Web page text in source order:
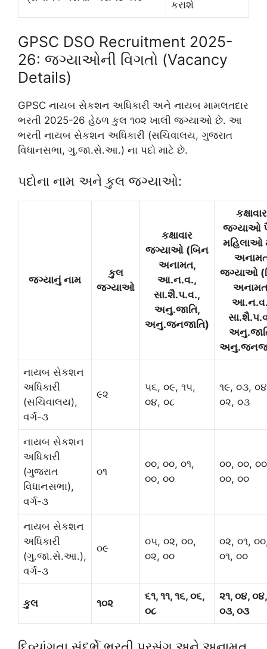
કરાશે
GPSC DSO Recruitment 2025-
26: જગ્યાઓની વિગતો (Vacancy
Details)
GPSC નાયબ સેકશન અધિકારી અને નાયબ મામલતદાર
ભરતી 2025-26 હેઠળ કુલ ૧૦૨ ખાલી જગ્યાઓ છે. આ
ભરતી નાયબ સેકશન અધિકારી (સચિવાલય, ગુજરાત
વિધાનસભા, ગુ.જા.સે.આ.) ના પદો માટે છે.
પદોના નામ અને કુલ જગ્યાઓ:
જગ્યાનું નામ
કુલ
જગ્યાઓ
કક્ષાવાર
જગ્યાઓ (બિન
અનામત,
આ.ન.વ.,
સા.શૈ.પ.વ.,
અનુ.જાતિ,
અનુ.જનજાતિ)
કક્ષાવાર
જગ્યાઓ
મહિલાઓ
જગ્યાઓ
નાયબ સેકશન
અધિકારી
(સચિવાલય),
વર્ગ-૩
૯૨
૫૬, ૦૯, ૧૫,
૦૪, ૦૮
૧૯, ૦૩,
૦૨, ૦૩
નાયબ સેકશન
અધિકારી
(ગુજરાત
વિધાનસભા),
વર્ગ-૩
૦૧
૦૦, ૦૦, ૦૧,
૦૦, ૦૦
૦૦, ૦૦,
૦૦, ૦૦
નાયબ સેકશન
અધિકારી
(ગુ.જા.સે.આ.),
વર્ગ-૩
૦૯
૦૫, ૦૨, ૦૦,
૦૨, ૦૦
૦૨, ૦૧,
૦૧, ૦૦
કુલ ૧૦૨
૬૧, ૧૧, ૧૬, ૦૬,
૦૮
૨૧, ૦૪, ૦૪,
૦૩, ૦૩